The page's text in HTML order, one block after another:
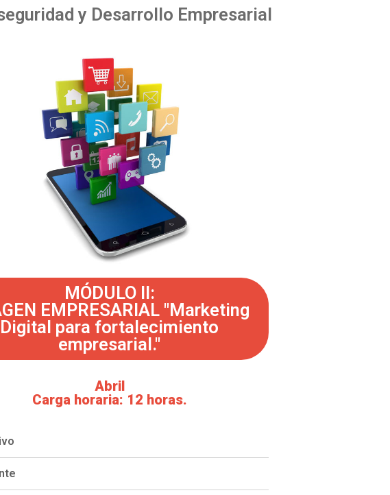
y Desarrollo Empresarial
MÓDULO II:
EMPRESARIAL "Marketing
Digital para fortalecimiento
empresarial."
Abril
Carga horaria: 12 horas.